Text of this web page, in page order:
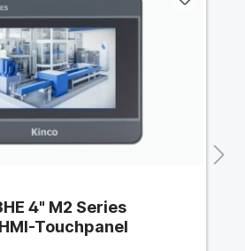
4" M2 Series
Touchpanel